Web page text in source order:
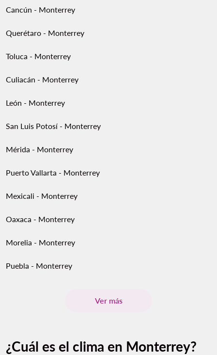
Cancún - Monterrey
Querétaro - Monterrey
Toluca - Monterrey
Culiacán - Monterrey
León - Monterrey
San Luis Potosí - Monterrey
Mérida - Monterrey
Puerto Vallarta - Monterrey
Mexicali - Monterrey
Oaxaca - Monterrey
Morelia - Monterrey
Puebla - Monterrey
Ver más
¿Cuál es el clima en Monterrey?